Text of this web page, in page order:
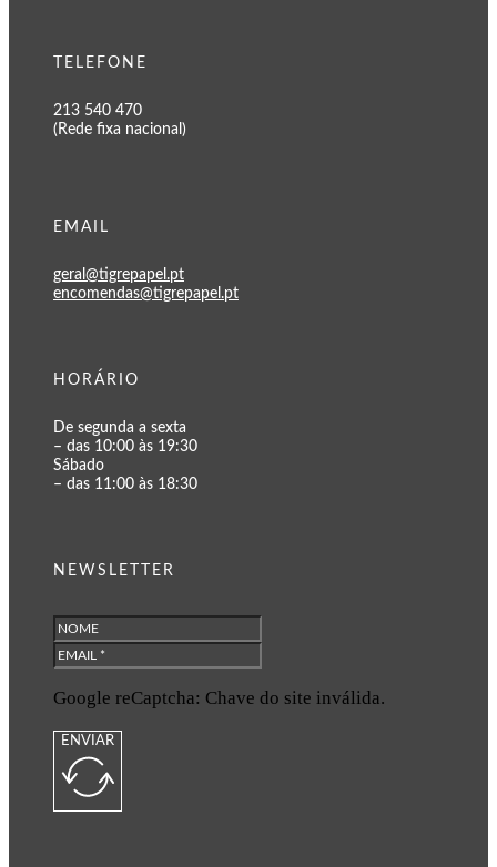
TELEFONE
213 540 470
(Rede fixa nacional)
EMAIL
geral@tigrepapel.pt
encomendas@tigrepapel.pt
HORÁRIO
De segunda a sexta
– das 10:00 às 19:30
Sábado
– das 11:00 às 18:30
NEWSLETTER
Google reCaptcha: Chave do site inválida.
ENVIAR